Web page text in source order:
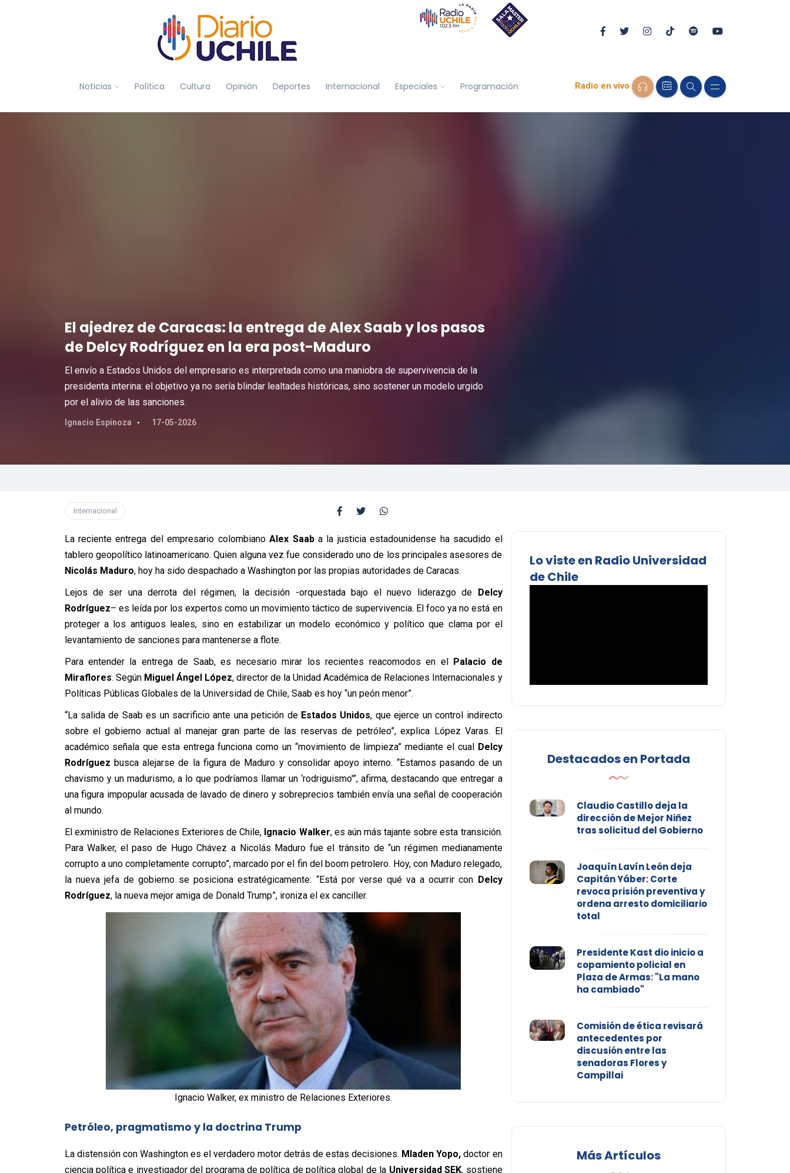
Noticias Política Cultura Opinión Deportes Internacional Especiales Programación Radio en vivo
El ajedrez de Caracas: la entrega de Alex Saab y los pasos
de Delcy Rodríguez en la era post-Maduro
El envío a Estados Unidos del empresario es interpretada como una maniobra de supervivencia de la
presidenta interina: el objetivo ya no sería blindar lealtades históricas, sino sostener un modelo urgido
por el alivio de las sanciones.
Ignacio Espinoza 17-05-2026
Internacional
La reciente entrega del empresario colombianoAlex Saaba la justicia estadounidense ha sacudido el
tablero geopolítico latinoamericano. Quien alguna vez fue considerado uno de los principales asesores de
Nicolás Maduro, hoy ha sido despachado a Washington por las propias autoridades de Caracas.
Lejos de ser una derrota del régimen, la decisión -orquestada bajo el nuevo liderazgo de Delcy
Rodríguez– es leída por los expertos como un movimiento táctico de supervivencia. El foco ya no está en
proteger a los antiguos leales, sino en estabilizar un modelo económico y político que clama por el
levantamiento de sanciones para mantenerse a flote.
Para entender la entrega de Saab, es necesario mirar los recientes reacomodos en el Palacio de
Miraflores. Según Miguel Ángel López, director de la Unidad Académica de Relaciones Internacionales y
Políticas Públicas Globales de la Universidad de Chile, Saab es hoy “un peón menor”.
“La salida de Saab es un sacrificio ante una petición de Estados Unidos, que ejerce un control indirecto
sobre el gobierno actual al manejar gran parte de las reservas de petróleo”, explica López Varas. El
académico señala que esta entrega funciona como un “movimiento de limpieza” mediante el cual Delcy
Rodríguez busca alejarse de la figura de Maduro y consolidar apoyo interno. “Estamos pasando de un
chavismo y un madurismo, a lo que podríamos llamar un ‘rodriguismo'”, afirma, destacando que entregar a
una figura impopular acusada de lavado de dinero y sobreprecios también envía una señal de cooperación
al mundo.
El exministro de Relaciones Exteriores de Chile, Ignacio Walker, es aún más tajante sobre esta transición.
Para Walker, el paso de Hugo Chávez a Nicolás Maduro fue el tránsito de “un régimen medianamente
corrupto a uno completamente corrupto”, marcado por el fin del boom petrolero. Hoy, con Maduro relegado,
la nueva jefa de gobierno se posiciona estratégicamente: “Está por verse qué va a ocurrir con Delcy
Rodríguez, la nueva mejor amiga de Donald Trump”, ironiza el ex canciller.
Ignacio Walker, ex ministro de Relaciones Exteriores.
Petróleo, pragmatismo y la doctrina Trump
La distensión con Washington es el verdadero motor detrás de estas decisiones. Mladen Yopo,doctor en
ciencia política e investigador del programa de política de política global de la Universidad SEK, sostiene
Lo viste en Radio Universidad
de Chile
Destacados en Portada
Claudio Castillo deja la
dirección de Mejor Niñez
tras solicitud del Gobierno
Joaquín Lavín León deja
Capitán Yáber: Corte
revoca prisión preventiva y
ordena arresto domiciliario
total
Presidente Kast dio inicio a
copamiento policial en
Plaza de Armas: "La mano
ha cambiado"
Comisión de ética revisará
antecedentes por
discusión entre las
senadoras Flores y
Campillai
Más Artículos